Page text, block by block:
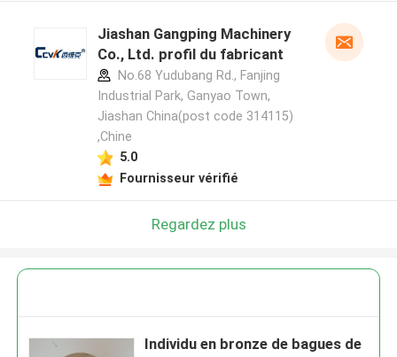
Jiashan Gangping Machinery
Co., Ltd. profil du fabricant
No.68 Yudubang Rd., Fanjing
Industrial Park, Ganyao Town,
Jiashan China(post code 314115)
,Chine
5.0
Fournisseur vérifié
Regardez plus
Individu en bronze de bagues de